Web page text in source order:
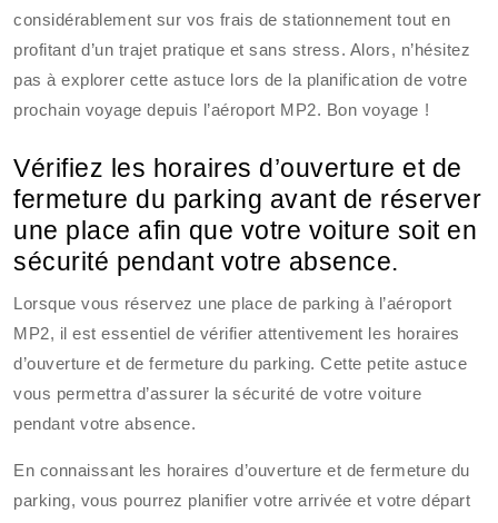
considérablement sur vos frais de stationnement tout en
profitant d’un trajet pratique et sans stress. Alors, n’hésitez
pas à explorer cette astuce lors de la planification de votre
prochain voyage depuis l’aéroport MP2. Bon voyage !
Vérifiez les horaires d’ouverture et de
fermeture du parking avant de réserver
une place afin que votre voiture soit en
sécurité pendant votre absence.
Lorsque vous réservez une place de parking à l’aéroport
MP2, il est essentiel de vérifier attentivement les horaires
d’ouverture et de fermeture du parking. Cette petite astuce
vous permettra d’assurer la sécurité de votre voiture
pendant votre absence.
En connaissant les horaires d’ouverture et de fermeture du
parking, vous pourrez planifier votre arrivée et votre départ